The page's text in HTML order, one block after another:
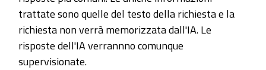
trattate sono quelle del testo della richiesta e la
richiesta non verrà memorizzata dall'IA. Le
risposte dell'IA verrannno comunque
supervisionate.